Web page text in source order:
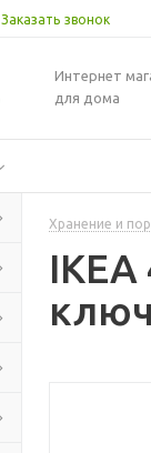
Заказать звонок
Интернет
для дома
Хранение и